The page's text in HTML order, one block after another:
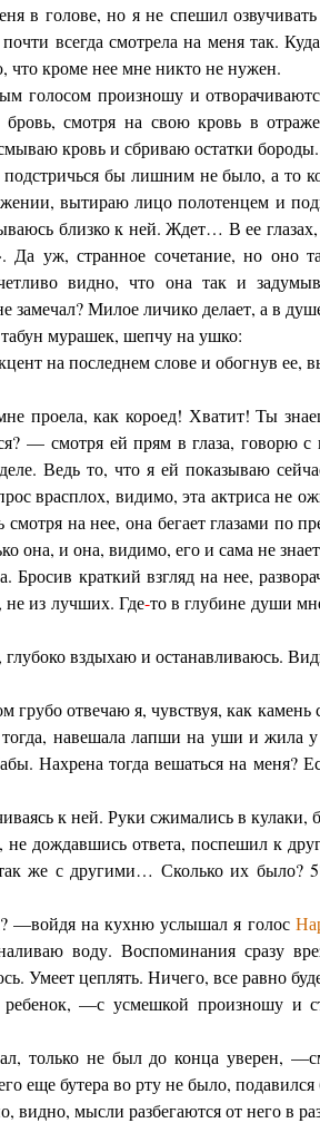
в голове, но я не спешил
всегда смотрела на меня так.
кроме нее мне никто не нужен.
голосом произношу и
смотря на свою кровь в
кровь и сбриваю остатки бороды.
бы лишним не было, а то
вытираю лицо полотенцем и
близко к ней. Ждет… В ее
уж, странное сочетание, но оно
видно, что она так и
Милое личико делает, а в
мурашек, шепчу на ушко:
на последнем слове и обогнув ее,
проела, как короед! Хватит! Ты
— смотря ей прям в глаза, говорю
Ведь то, что я ей показываю
врасплох, видимо, эта актриса не
на нее, она бегает глазами по
она, и она, видимо, его и сама не
краткий взгляд на нее,
не из лучших. Где-то в глубине души
вздыхаю и останавливаюсь.
отвечаю я, чувствуя, как камень
навешала лапши на уши и жила
Нахрена тогда вешаться на
к ней. Руки сжимались в кулаки,
дождавшись ответа, поспешил к
же с другими… Сколько их было?
—войдя на кухню услышал я голос
воду. Воспоминания сразу
Умеет цеплять. Ничего, все равно
—с усмешкой произношу и
только не был до конца уверен,
еще бутера во рту не было, подавился
видно, мысли разбегаются от него в